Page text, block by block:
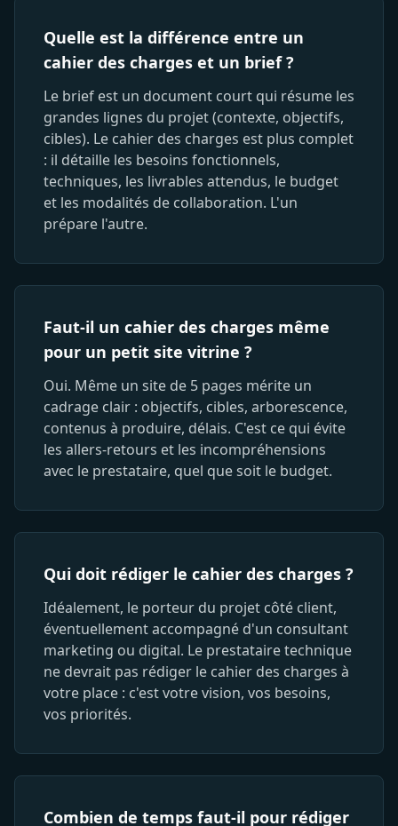
Quelle est la différence entre un
cahier des charges et un brief ?
Le brief est un document court qui résume les
grandes lignes du projet (contexte, objectifs,
cibles). Le cahier des charges est plus complet
: il détaille les besoins fonctionnels,
techniques, les livrables attendus, le budget
et les modalités de collaboration. L'un
prépare l'autre.
Faut-il un cahier des charges même
pour un petit site vitrine ?
Oui. Même un site de 5 pages mérite un
cadrage clair : objectifs, cibles, arborescence,
contenus à produire, délais. C'est ce qui évite
les allers-retours et les incompréhensions
avec le prestataire, quel que soit le budget.
Qui doit rédiger le cahier des charges ?
Idéalement, le porteur du projet côté client,
éventuellement accompagné d'un consultant
marketing ou digital. Le prestataire technique
ne devrait pas rédiger le cahier des charges à
votre place : c'est votre vision, vos besoins,
vos priorités.
Combien de temps faut-il pour rédiger